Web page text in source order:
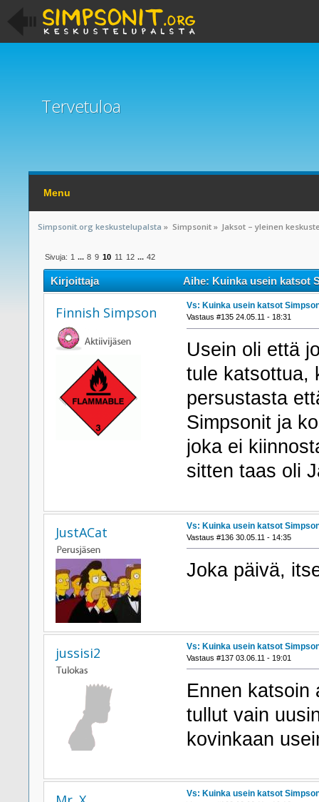
Tervetuloa
Menu
Simpsonit.org keskustelupalsta » Simpsonit» Jaksot – yleinen
Sivuja: 1 ... 8 9 10 11 12 ... 42
Kirjoittaja Aihe: Kuinka usein katsot
Finnish Simpson Vs: Kuinka usein katsot
Vastaus #135 24.05.11 - 18:31
Usein oli että
tule katsottua,
persustasta
Simpsonit ja
joka ei
sitten taas oli
JustACat Vs: Kuinka usein katsot
Vastaus #136 30.05.11 - 14:35
Joka päivä,
jussisi2 Vs: Kuinka usein katsot
Vastaus #137 03.06.11 - 19:01
Ennen katsoin
tullut vain
kovinkaan
Vs: Kuinka usein katsot